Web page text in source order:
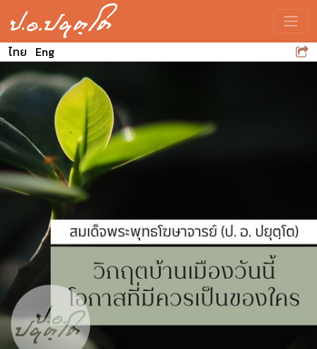
ไทย Eng